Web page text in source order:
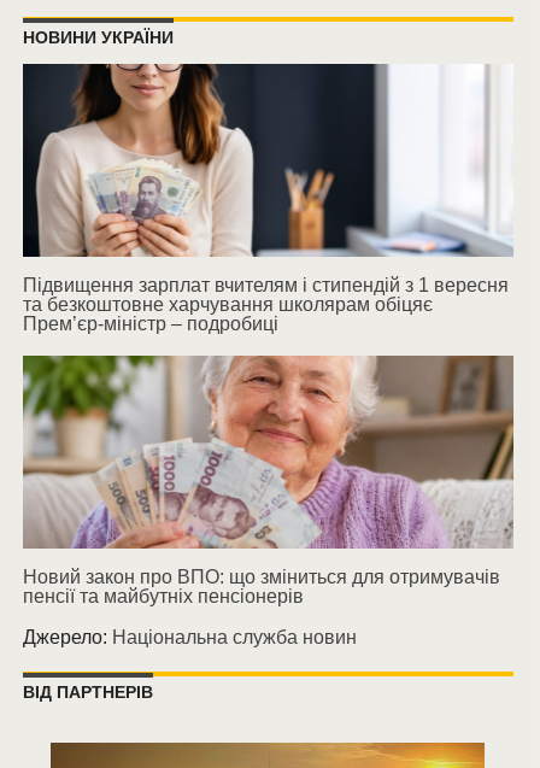
НОВИНИ УКРАЇНИ
Підвищення зарплат вчителям і стипендій з 1 вересня
та безкоштовне харчування школярам обіцяє
Прем’єр-міністр – подробиці
Новий закон про ВПО: що зміниться для отримувачів
пенсії та майбутніх пенсіонерів
Джерело: Національна служба новин
ВІД ПАРТНЕРІВ